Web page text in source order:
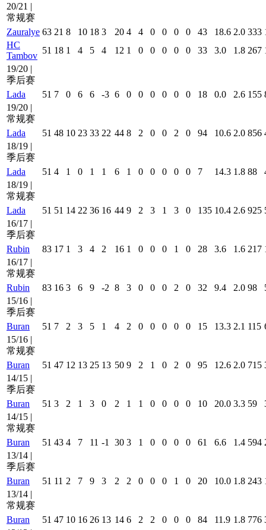
20/21 |
常规赛
Zauralye 63 21 8 10 18 3 20 4 4 0 0 0 0 43 18.6 2.0 333
HC
Tambov
51 18 1 4 5 4 12 1 0 0 0 0 0 33 3.0 1.8 267
19/20 |
季后赛
Lada
51 7 0 6 6 -3 6 0 0 0 0 0 0 18 0.0 2.6 155
19/20 |
常规赛
Lada
51 48 10 23 33 22 44 8 2 0 0 2 0 94 10.6 2.0 856
18/19 |
季后赛
Lada
51 4 1 0 1 1 6 1 0 0 0 0 0 7 14.3 1.8 88
18/19 |
常规赛
Lada
51 51 14 22 36 16 44 9 2 3 1 3 0 135 10.4 2.6 925
16/17 |
季后赛
Rubin
83 17 1 3 4 2 16 1 0 0 0 1 0 28 3.6 1.6 217
16/17 |
常规赛
Rubin
83 16 3 6 9 -2 8 3 0 0 0 2 0 32 9.4 2.0 98
15/16 |
季后赛
Buran
51 7 2 3 5 1 4 2 0 0 0 0 0 15 13.3 2.1 115
15/16 |
常规赛
Buran
51 47 12 13 25 13 50 9 2 1 0 2 0 95 12.6 2.0 715
14/15 |
季后赛
Buran
51 3 2 1 3 0 2 1 1 0 0 0 0 10 20.0 3.3 59
14/15 |
常规赛
Buran
51 43 4 7 11 -1 30 3 1 0 0 0 0 61 6.6 1.4 594
13/14 |
季后赛
Buran
51 11 2 7 9 3 2 2 0 0 0 1 0 20 10.0 1.8 243
13/14 |
常规赛
Buran
51 47 10 16 26 13 14 6 2 2 0 0 0 84 11.9 1.8 776